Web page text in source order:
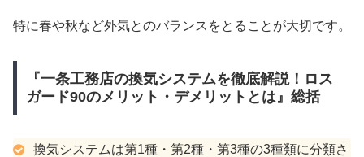
特に春や秋など外気とのバランスをとることが大切です。
『一条工務店の換気システムを徹底解説！ロス
ガード90のメリット・デメリットとは』総括
換気システムは第1種・第2種・第3種の3種類に分類さ